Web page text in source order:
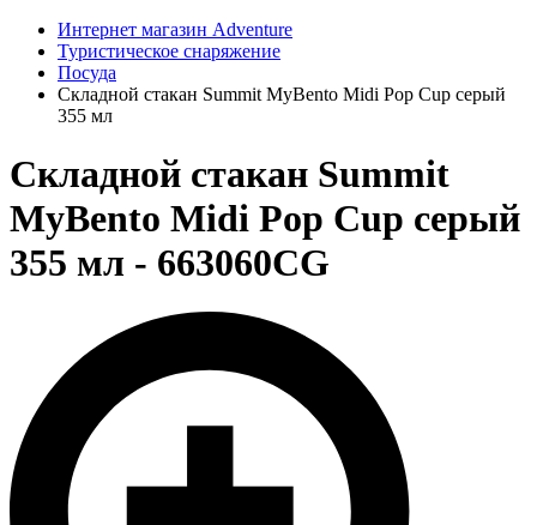
Интернет магазин Adventure
Туристическое снаряжение
Посуда
Складной стакан Summit MyBento Midi Pop Cup серый
355 мл
Складной стакан Summit
MyBento Midi Pop Cup серый
355 мл - 663060CG